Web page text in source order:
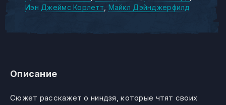
Иэн Джеймс Корлетт Майкл Дэйнджерфилд
Описание
Сюжет расскажет о ниндзя, которые чтят своих